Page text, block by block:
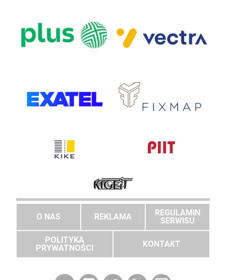
O NAS REKLAMA
REGULAMIN
SERWISU
POLITYKA
PRYWATNOŚCI
KONTAKT